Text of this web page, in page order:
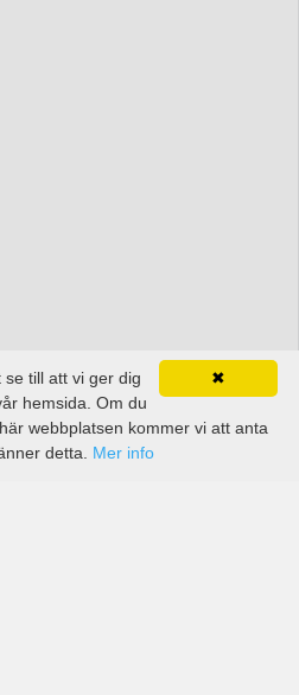
✖
till att vi ger dig
hemsida. Om du
webbplatsen kommer vi att anta
detta. Mer info